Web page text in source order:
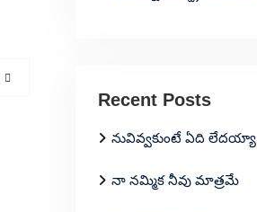
Recent Posts
నువివ్వకుంటే ఏది లేదయ్యా
నా నమ్మిక నీవు మాత్రమే